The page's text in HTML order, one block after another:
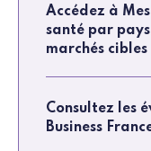
Accédez à
santé par
marchés cibles
Consultez les
Business